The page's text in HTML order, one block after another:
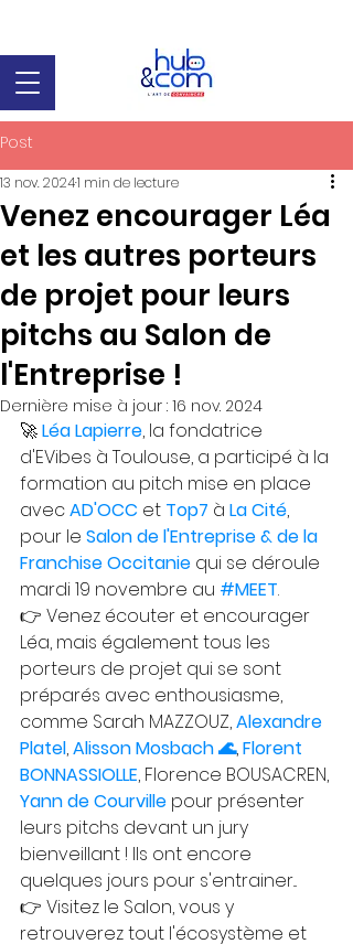
Post
Venez encourager Léa
et les autres porteurs
de projet pour leurs
pitchs au Salon de
l'Entreprise !
13 nov. 20241 min de lecture
Dernière mise à jour : 16 nov. 2024
🚀 Léa Lapierre, la fondatrice
d'EVibes à Toulouse, a participé à la
formation au pitch mise en place
avec AD'OCC et Top7 à La Cité,
pour le Salon de l'Entreprise & de la
Franchise Occitanie qui se déroule
mardi 19 novembre au #MEET.
👉 Venez écouter et encourager
Léa, mais également tous les
porteurs de projet qui se sont
préparés avec enthousiasme,
comme Sarah MAZZOUZ, Alexandre
Platel, Alisson Mosbach 🌊, Florent
BONNASSIOLLE, Florence BOUSACREN,
Yann de Courville pour présenter
leurs pitchs devant un jury
bienveillant ! Ils ont encore
quelques jours pour s'entrainer...
👉 Visitez le Salon, vous y
retrouverez tout l'écosystème et